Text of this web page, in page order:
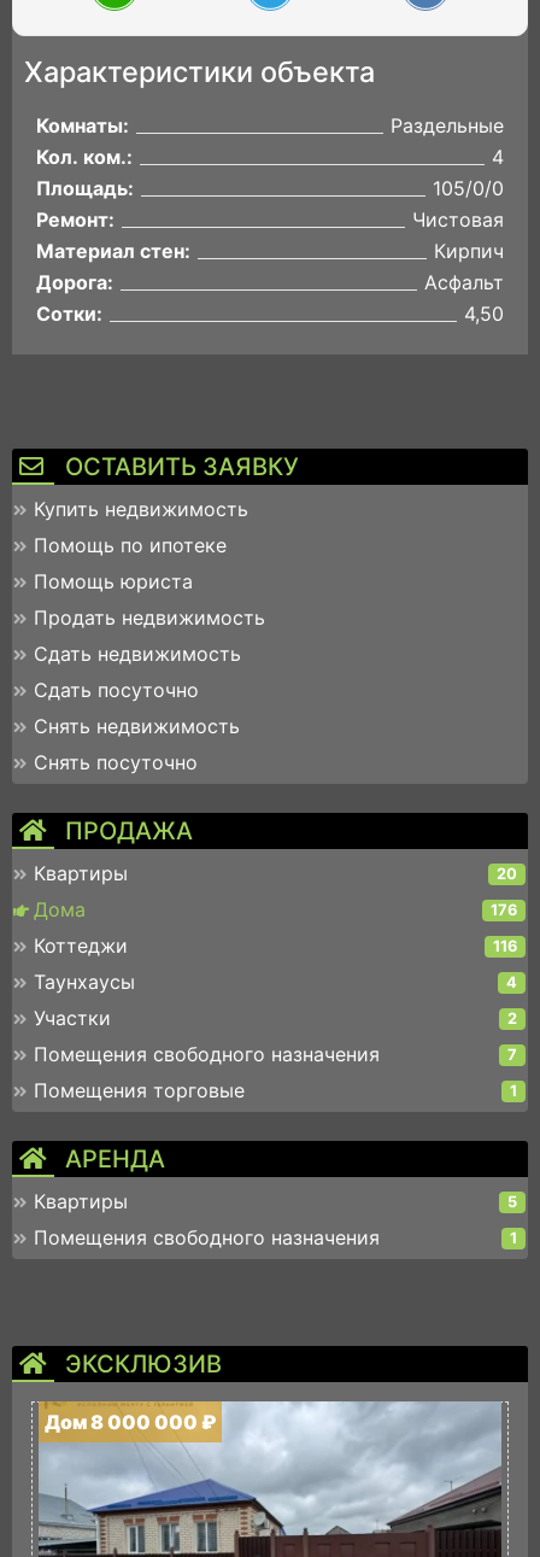
ОСТАВИТЬ ЗАЯВКУ
Купить недвижимость
Помощь по ипотеке
Помощь юриста
Продать недвижимость
Сдать недвижимость
Сдать посуточно
Снять недвижимость
Снять посуточно
ПРОДАЖА
Квартиры 20
Дома 176
Коттеджи 116
Таунхаусы 4
Участки 2
Помещения свободного назначения 7
Помещения торговые 1
АРЕНДА
Квартиры 5
Помещения свободного назначения 1
Характеристики объекта
Комнаты:
Раздельные
Кол. ком.:
4
Площадь:
105/0/0
Ремонт:
Чистовая
Материал стен:
Кирпич
Дорога:
Асфальт
Сотки:
4,50
ЭКСКЛЮЗИВ
Дом 8 000 000 ₽